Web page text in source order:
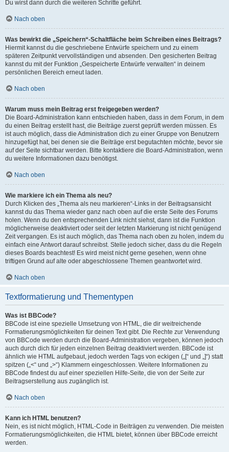
Du wirst dann durch die weiteren Schritte geführt.
Nach oben
Was bewirkt die „Speichern“-Schaltfläche beim Schreiben eines Beitrags?
Hiermit kannst du die geschriebene Entwürfe speichern und zu einem
späteren Zeitpunkt vervollständigen und absenden. Den gesicherten Beitrag
kannst du mit der Funktion „Gespeicherte Entwürfe verwalten“ in deinem
persönlichen Bereich erneut laden.
Nach oben
Warum muss mein Beitrag erst freigegeben werden?
Die Board-Administration kann entschieden haben, dass in dem Forum, in dem
du einen Beitrag erstellt hast, die Beiträge zuerst geprüft werden müssen. Es
ist auch möglich, dass die Administration dich zu einer Gruppe von Benutzern
hinzugefügt hat, bei denen sie die Beiträge erst begutachten möchte, bevor sie
auf der Seite sichtbar werden. Bitte kontaktiere die Board-Administration, wenn
du weitere Informationen dazu benötigst.
Nach oben
Wie markiere ich ein Thema als neu?
Durch Klicken des „Thema als neu markieren“-Links in der Beitragsansicht
kannst du das Thema wieder ganz nach oben auf die erste Seite des Forums
holen. Wenn du den entsprechenden Link nicht siehst, dann ist die Funktion
möglicherweise deaktiviert oder seit der letzten Markierung ist nicht genügend
Zeit vergangen. Es ist auch möglich, das Thema nach oben zu holen, indem du
einfach eine Antwort darauf schreibst. Stelle jedoch sicher, dass du die Regeln
dieses Boards beachtest! Es wird meist nicht gerne gesehen, wenn ohne
triftigen Grund auf alte oder abgeschlossene Themen geantwortet wird.
Nach oben
Textformatierung und Thementypen
Was ist BBCode?
BBCode ist eine spezielle Umsetzung von HTML, die dir weitreichende
Formatierungsmöglichkeiten für deinen Text gibt. Die Rechte zur Verwendung
von BBCode werden durch die Board-Administration vergeben, können jedoch
auch durch dich für jeden einzelnen Beitrag deaktiviert werden. BBCode ist
ähnlich wie HTML aufgebaut, jedoch werden Tags von eckigen („[“ und „]“) statt
spitzen („<“ und „>“) Klammern eingeschlossen. Weitere Informationen zu
BBCode findest du auf einer speziellen Hilfe-Seite, die von der Seite zur
Beitragserstellung aus zugänglich ist.
Nach oben
Kann ich HTML benutzen?
Nein, es ist nicht möglich, HTML-Code in Beiträgen zu verwenden. Die meisten
Formatierungsmöglichkeiten, die HTML bietet, können über BBCode erreicht
werden.